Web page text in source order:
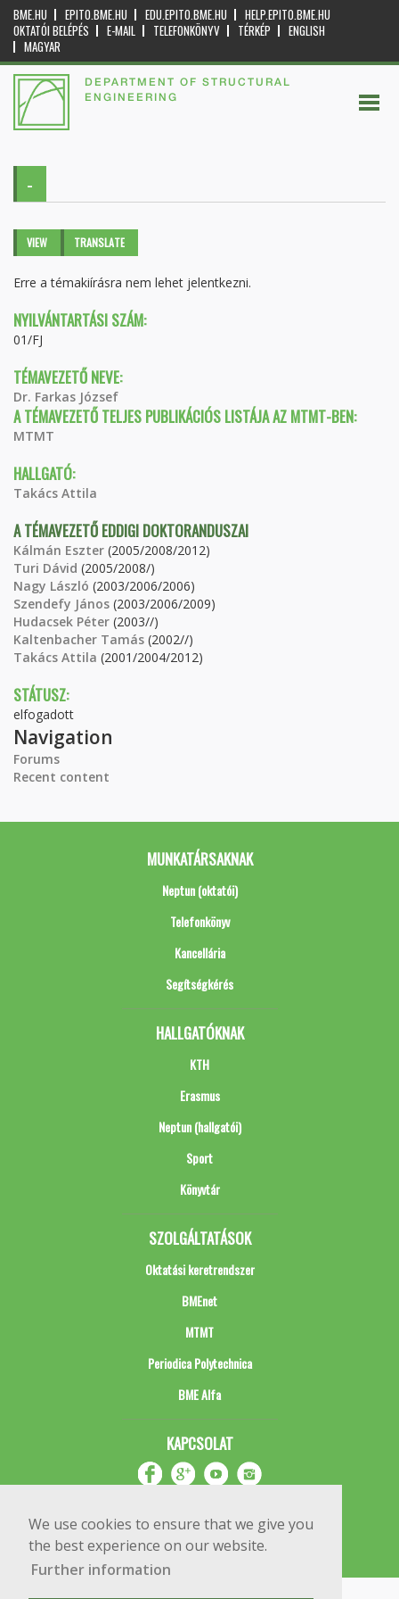
We use cookies to ensure that we give you
the best experience on our website.
Further information
BME.HU EPITO.BME.HU EDU.EPITO.BME.HU
HELP.EPITO.BME.HU
OKTATÓI BELÉPÉS
E-MAIL TELEFONKÖNYV TÉRKÉP
ENGLISH
MAGYAR
DEPARTMENT OF STRUCTURAL
ENGINEERING
-
Primary tabs
VIEW (ACTIVETRANSLATE
Erre a témakiírásra nem lehet jelentkezni.
NYILVÁNTARTÁSI SZÁM:
01/FJ
TÉMAVEZETŐ NEVE:
Dr. Farkas József
A TÉMAVEZETŐ TELJES PUBLIKÁCIÓS LISTÁJA AZ MTMT-BEN:
MTMT
HALLGATÓ:
Takács Attila
A TÉMAVEZETŐ EDDIGI DOKTORANDUSZAI
Kálmán Eszter (2005/2008/2012)
Turi Dávid (2005/2008/)
Nagy László (2003/2006/2006)
Szendefy János (2003/2006/2009)
Hudacsek Péter (2003//)
Kaltenbacher Tamás (2002//)
Takács Attila (2001/2004/2012)
STÁTUSZ:
elfogadott
Navigation
Forums
Recent content
MUNKATÁRSAKNAK
Neptun (oktatói)
Telefonkönyv
Kancellária
Segítségkérés
HALLGATÓKNAK
KTH
Erasmus
Neptun (hallgatói)
Sport
Könyvtár
SZOLGÁLTATÁSOK
Oktatási keretrendszer
BMEnet
MTMT
Periodica Polytechnica
BME Alfa
KAPCSOLAT